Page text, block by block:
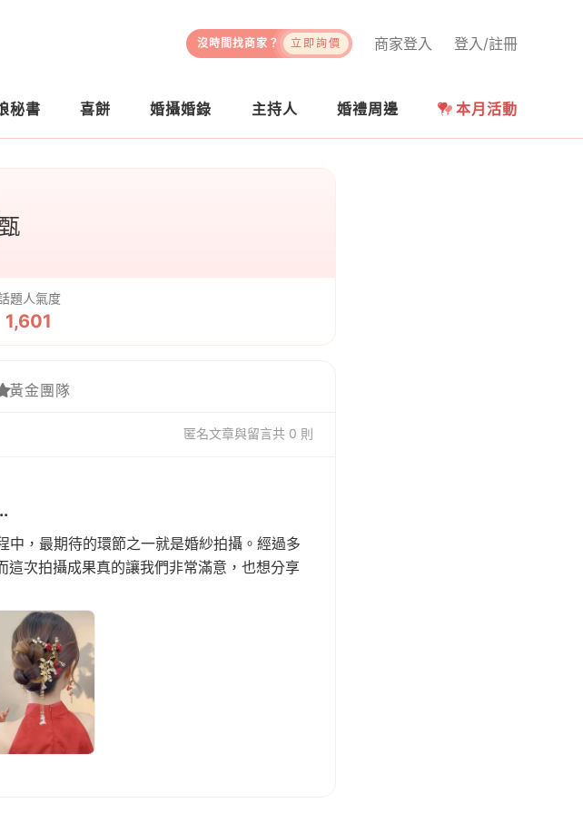
登入/註冊
商家登入
沒時間找商家？ 立即詢價
秘書 喜餅 婚攝婚錄 主持人 婚禮周邊 本月活動
甄
題人氣度
1,601
黃金團隊
匿名文章與留言共 0 則
，最期待的環節之一就是婚紗拍攝。經過多
次拍攝成果真的讓我們非常滿意，也想分享